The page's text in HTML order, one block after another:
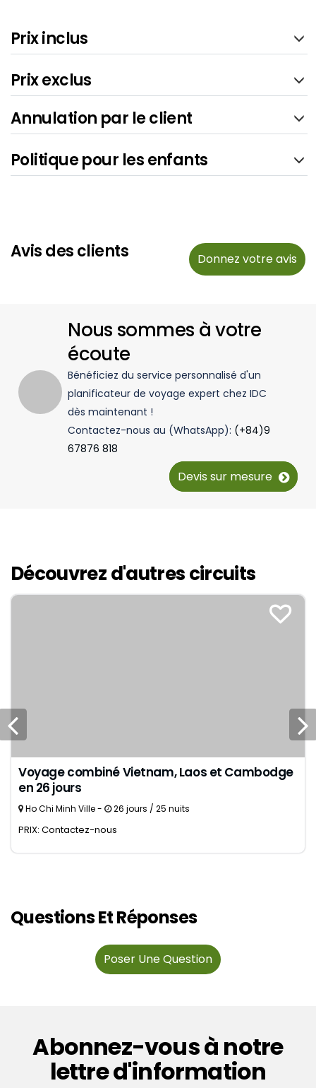
Prix inclus
Prix exclus
Annulation par le client
Politique pour les enfants
Avis des clients Donnez votre avis
Nous sommes à votre
écoute
Bénéficiez du service personnalisé d'un
planificateur de voyage expert chez IDC
dès maintenant !
Contactez-nous au (WhatsApp): (+84)9
67876 818
Devis sur mesure
Découvrez d'autres circuits
Voyage combiné Vietnam, Laos et Cambodge
en 26 jours
Ho Chi Minh Ville - 26 jours / 25 nuits
PRIX: Contactez-nous
Questions Et Réponses
Poser Une Question
Abonnez-vous à notre
lettre d'information